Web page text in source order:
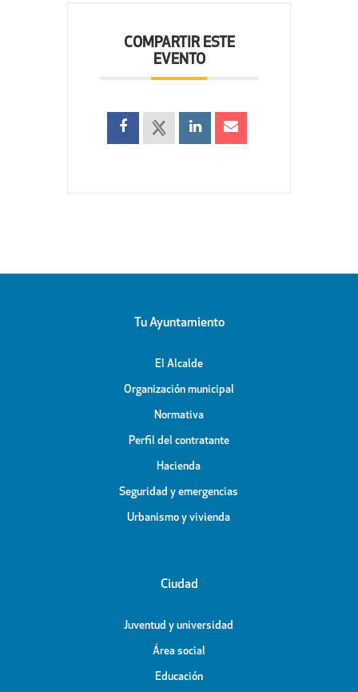
COMPARTIR ESTE
EVENTO
Tu Ayuntamiento
El Alcalde
Organización municipal
Normativa
Perfil del contratante
Hacienda
Seguridad y emergencias
Urbanismo y vivienda
Ciudad
Juventud y universidad
Área social
Educación